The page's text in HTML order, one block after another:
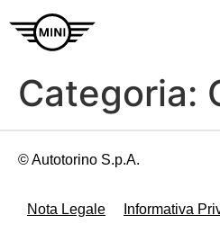
Categoria:
© Autotorino S.p.A.
Nota Legale Informativa